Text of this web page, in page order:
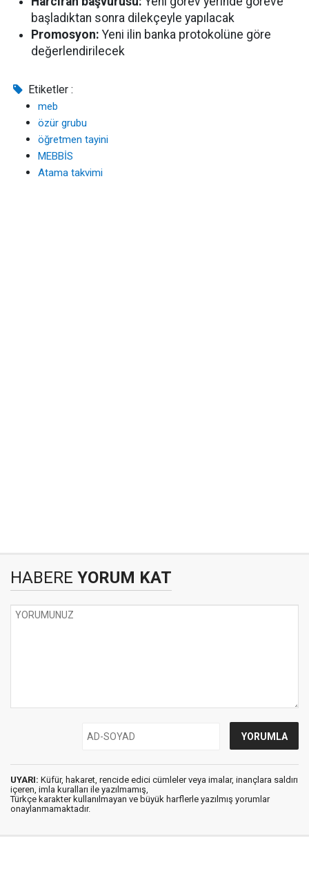
başladıktan sonra dilekçeyle yapılacak
Promosyon: Yeni ilin banka protokolüne göre
değerlendirilecek
Etiketler :
meb
özür grubu
öğretmen tayini
MEBBİS
Atama takvimi
HABERE YORUM KAT
UYARI: Küfür, hakaret, rencide edici cümleler veya imalar, inançlara saldırı
içeren, imla kuralları ile yazılmamış,
Türkçe karakter kullanılmayan ve büyük harflerle yazılmış yorumlar
onaylanmamaktadır.